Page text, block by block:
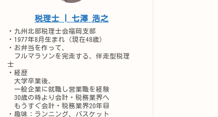
税理士 | 七澤 浩之
・九州北部税理士会福岡支部
・1977年8月生まれ（現在48歳）
・お弁当を作って、
フルマラソンを完走する、伴走型税理
士
・経歴
大学卒業後、
一般企業に就職し営業職を経験
30歳の時より会計・税務業界へ
もうすぐ会計・税務業界20年目
・趣味：ランニング、バスケット